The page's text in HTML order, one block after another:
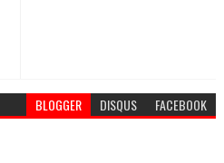
BLOGGER DISQUS FACEBOOK